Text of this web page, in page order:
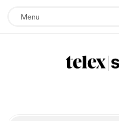
Menu